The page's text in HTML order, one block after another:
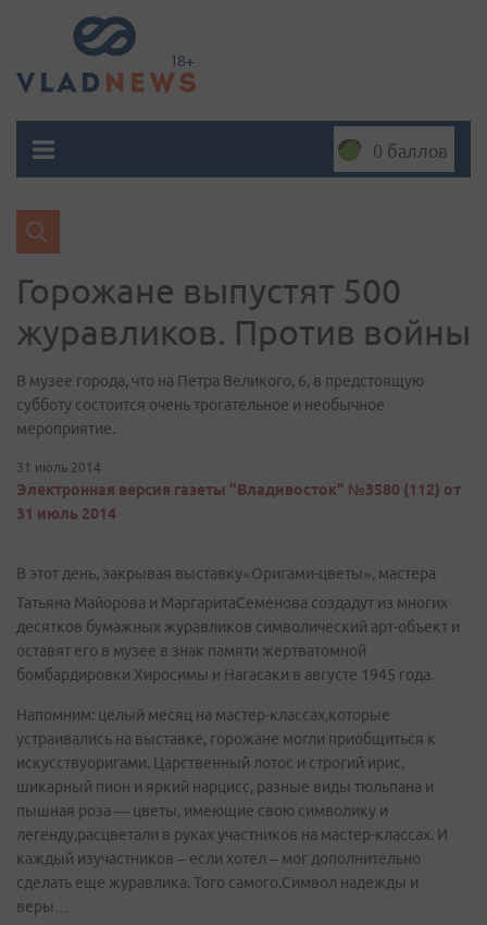
0 баллов
Горожане выпустят 500
журавликов. Против войны
В музее города, что на Петра Великого, 6, в предстоящую
субботу состоится очень трогательное и необычное
мероприятие.
31 июль 2014
Электронная версия газеты "Владивосток" №3580 (112) от
31 июль 2014
В этот день, закрывая выставку«Оригами-цветы», мастера
Татьяна Майорова и МаргаритаСеменова создадут из многих
десятков бумажных журавликов символический арт-объект и
оставят его в музее в знак памяти жертватомной
бомбардировки Хиросимы и Нагасаки в августе 1945 года.
Напомним: целый месяц на мастер-классах,которые
устраивались на выставке, горожане могли приобщиться к
искусствуоригами. Царственный лотос и строгий ирис,
шикарный пион и яркий нарцисс, разные виды тюльпана и
пышная роза — цветы, имеющие свою символику и
легенду,расцветали в руках участников на мастер-классах. И
каждый изучастников – если хотел – мог дополнительно
сделать еще журавлика. Того самого.Символ надежды и
веры…